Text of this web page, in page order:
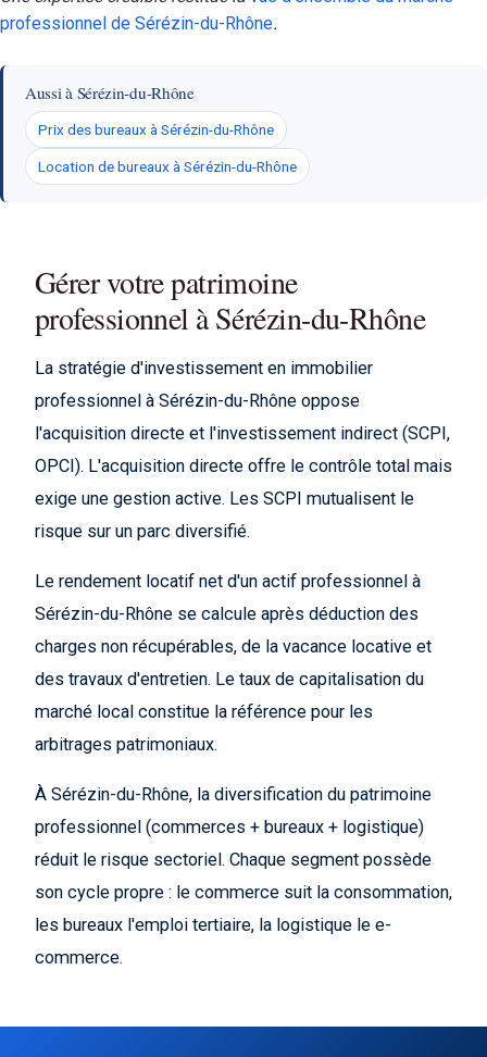
professionnel de Sérézin-du-Rhône.
Aussi à Sérézin-du-Rhône
Prix des bureaux à Sérézin-du-Rhône
Location de bureaux à Sérézin-du-Rhône
Gérer votre patrimoine
professionnel à Sérézin-du-Rhône
La stratégie d'investissement en immobilier
professionnel à Sérézin-du-Rhône oppose
l'acquisition directe et l'investissement indirect (SCPI,
OPCI). L'acquisition directe offre le contrôle total mais
exige une gestion active. Les SCPI mutualisent le
risque sur un parc diversifié.
Le rendement locatif net d'un actif professionnel à
Sérézin-du-Rhône se calcule après déduction des
charges non récupérables, de la vacance locative et
des travaux d'entretien. Le taux de capitalisation du
marché local constitue la référence pour les
arbitrages patrimoniaux.
À Sérézin-du-Rhône, la diversification du patrimoine
professionnel (commerces + bureaux + logistique)
réduit le risque sectoriel. Chaque segment possède
son cycle propre : le commerce suit la consommation,
les bureaux l'emploi tertiaire, la logistique le e-
commerce.